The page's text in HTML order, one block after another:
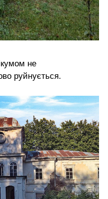
не
руйнується.